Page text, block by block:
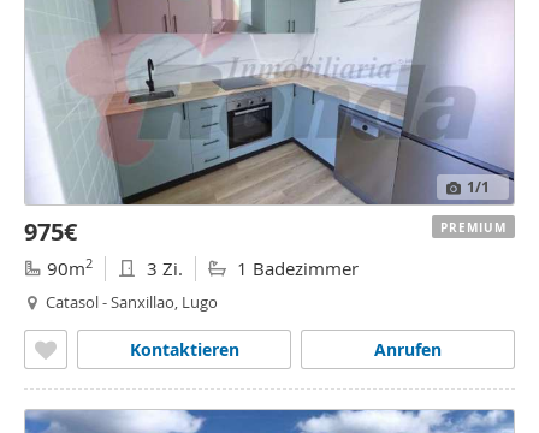
1/1
975€
90m2 3 Zi. 1 Badezimmer
Catasol - Sanxillao, Lugo
Anrufen
Kontaktieren
PREMIUM